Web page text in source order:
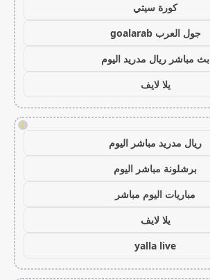
كورة سيتي
جول العرب goalarab
بث مباشر ريال مدريد اليوم
يلا لايف
!
ريال مدريد مباشر اليوم
برشلونة مباشر اليوم
مباريات اليوم مباشر
يلا لايف
yalla live